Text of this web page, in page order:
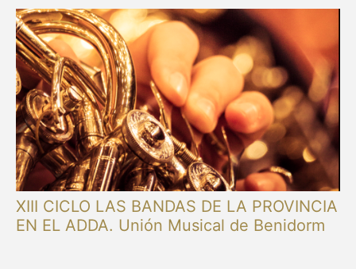
XIII CICLO LAS BANDAS DE LA PROVINCIA
EN EL ADDA. Unión Musical de Benidorm